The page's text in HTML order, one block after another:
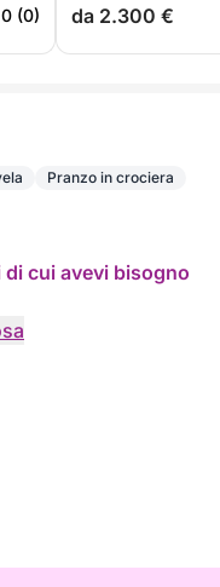
0 (0) da 2.300 €
Pranzo in crociera
cui avevi bisogno